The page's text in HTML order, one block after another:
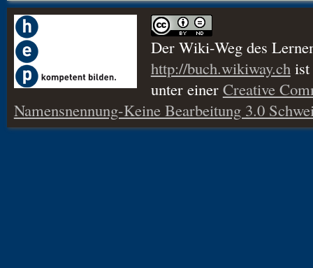
Der Wiki-Weg des
http://buch.wikiway.chist
unter einer Creative
Namensnennung-Keine Bearbeitung 3.0